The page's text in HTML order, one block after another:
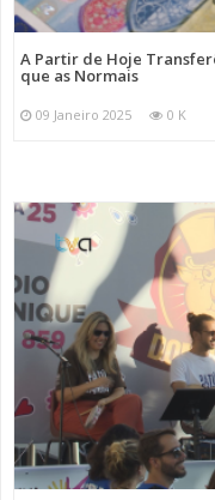
A Partir de Hoje
que as Normais
09 Janeiro 2025 0 K